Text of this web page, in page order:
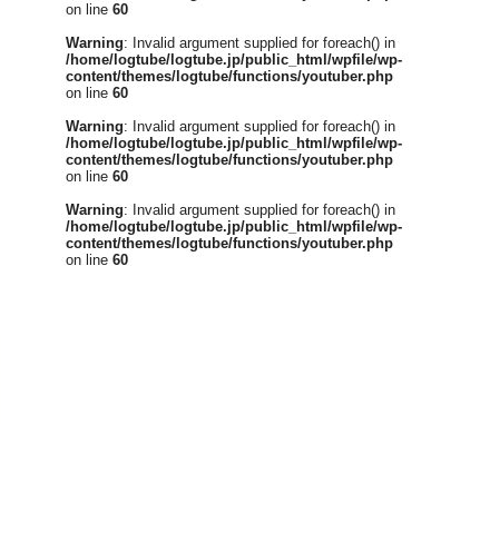
on line 60
Warning: Invalid argument supplied for foreach() in
/home/logtube/logtube.jp/public_html/wpfile/wp-
content/themes/logtube/functions/youtuber.php
on line 60
Warning: Invalid argument supplied for foreach() in
/home/logtube/logtube.jp/public_html/wpfile/wp-
content/themes/logtube/functions/youtuber.php
on line 60
Warning: Invalid argument supplied for foreach() in
/home/logtube/logtube.jp/public_html/wpfile/wp-
content/themes/logtube/functions/youtuber.php
on line 60